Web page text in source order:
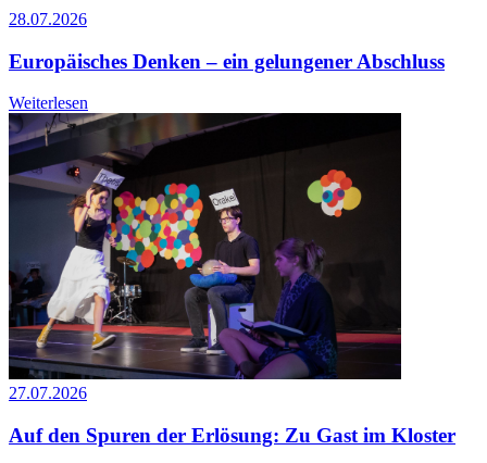
28.07.2026
Europäisches Denken – ein gelungener Abschluss
Weiterlesen
27.07.2026
Auf den Spuren der Erlösung: Zu Gast im Kloster